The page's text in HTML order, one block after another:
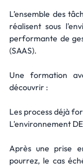
L’ensemble des
réalisent sous
performante de
(SAAS).
Une formation
découvrir :
Les process déjà
L'environnement
Après une prise
pourrez, le cas